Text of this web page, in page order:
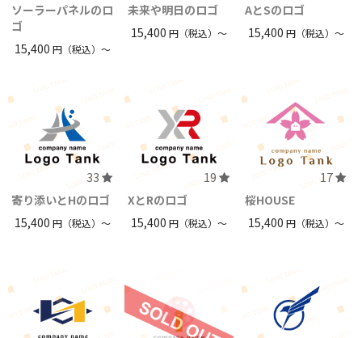
ソーラーパネルのロ
ゴ
15,400 円（税込）〜
未来や明日のロゴ
15,400円（税込）〜
AとSのロゴ
15,400 円（税込）〜
33
寄り添いとHのロゴ
15,400 円（税込）〜
19
XとRのロゴ
15,400円（税込）〜
17
桜HOUSE
15,400 円（税込）〜